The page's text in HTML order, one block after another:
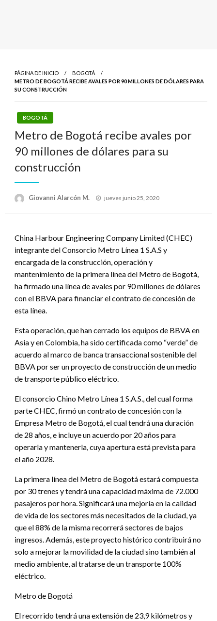
PÁGINA DE INICIO
BOGOTÁ
METRO DE BOGOTÁ RECIBE AVALES POR 90 MILLONES DE DÓLARES PARA
SU CONSTRUCCIÓN
BOGOTÁ
Metro de Bogotá recibe avales por
90 millones de dólares para su
construcción
Giovanni Alarcón M.
Publicado
jueves junio 25, 2020
China Harbour Engineering Company Limited (CHEC)
integrante del Consorcio Metro Línea 1 S.A.S y
encargada de la construcción, operación y
mantenimiento de la primera línea del Metro de Bogotá,
ha firmado una línea de avales por 90 millones de dólares
con el BBVA para financiar el contrato de concesión de
esta línea.
Esta operación, que han cerrado los equipos de BBVA en
Asia y en Colombia, ha sido certificada como “verde” de
acuerdo al marco de banca transaccional sostenible del
BBVA por ser un proyecto de construcción de un medio
de transporte público eléctrico.
El consorcio Chino Metro Línea 1 S.A.S., del cual forma
parte CHEC, firmó un contrato de concesión con la
Empresa Metro de Bogotá, el cual tendrá una duración
de 28 años, e incluye un acuerdo por 20 años para
operarla y mantenerla, cuya apertura está prevista para
el año 2028.
La primera línea del Metro de Bogotá estará compuesta
por 30 trenes y tendrá una capacidad máxima de 72.000
pasajeros por hora. Significará una mejoría en la calidad
de vida de los sectores más necesitados de la ciudad, ya
que el 88% de la misma recorrerá sectores de bajos
ingresos. Además, este proyecto histórico contribuirá no
solo a mejorar la movilidad de la ciudad sino también al
medio ambiente, al tratarse de un transporte 100%
eléctrico.
Metro de Bogotá
El recorrido tendrá una extensión de 23,9 kilómetros y